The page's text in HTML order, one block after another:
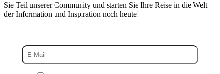
Sie Teil unserer Community und starten Sie Ihre Reise in die Welt
der Information und Inspiration noch heute!